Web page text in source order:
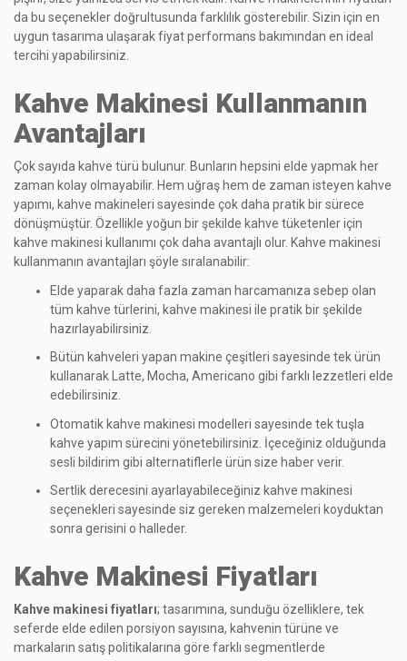
da bu seçenekler doğrultusunda farklılık gösterebilir. Sizin için en
uygun tasarıma ulaşarak fiyat performans bakımından en ideal
tercihi yapabilirsiniz.
Kahve Makinesi Kullanmanın
Avantajları
Çok sayıda kahve türü bulunur. Bunların hepsini elde yapmak her
zaman kolay olmayabilir. Hem uğraş hem de zaman isteyen kahve
yapımı, kahve makineleri sayesinde çok daha pratik bir sürece
dönüşmüştür. Özellikle yoğun bir şekilde kahve tüketenler için
kahve makinesi kullanımı çok daha avantajlı olur. Kahve makinesi
kullanmanın avantajları şöyle sıralanabilir:
Elde yaparak daha fazla zaman harcamanıza sebep olan
tüm kahve türlerini, kahve makinesi ile pratik bir şekilde
hazırlayabilirsiniz.
Bütün kahveleri yapan makine çeşitleri sayesinde tek ürün
kullanarak Latte, Mocha, Americano gibi farklı lezzetleri elde
edebilirsiniz.
Otomatik kahve makinesi modelleri sayesinde tek tuşla
kahve yapım sürecini yönetebilirsiniz. İçeceğiniz olduğunda
sesli bildirim gibi alternatiflerle ürün size haber verir.
Sertlik derecesini ayarlayabileceğiniz kahve makinesi
seçenekleri sayesinde siz gereken malzemeleri koyduktan
sonra gerisini o halleder.
Kahve Makinesi Fiyatları
Kahve makinesi fiyatları; tasarımına, sunduğu özelliklere, tek
seferde elde edilen porsiyon sayısına, kahvenin türüne ve
markaların satış politikalarına göre farklı segmentlerde